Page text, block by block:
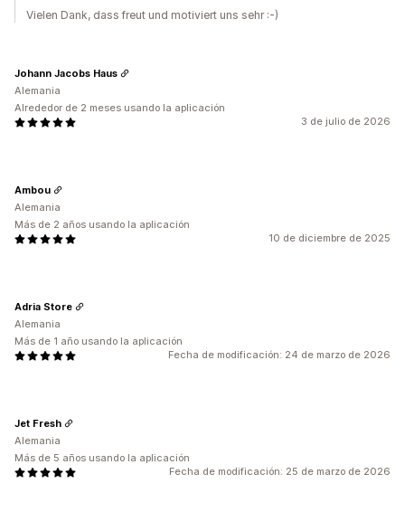
Vielen Dank, dass freut und motiviert uns sehr :-)
3 de julio de 2026
Johann Jacobs Haus
Alemania
Alrededor de 2 meses usando la aplicación
10 de diciembre de 2025
Ambou
Alemania
Más de 2 años usando la aplicación
Fecha de modificación: 24 de marzo de 2026
Adria Store
Alemania
Más de 1 año usando la aplicación
Fecha de modificación: 25 de marzo de 2026
Jet Fresh
Alemania
Más de 5 años usando la aplicación